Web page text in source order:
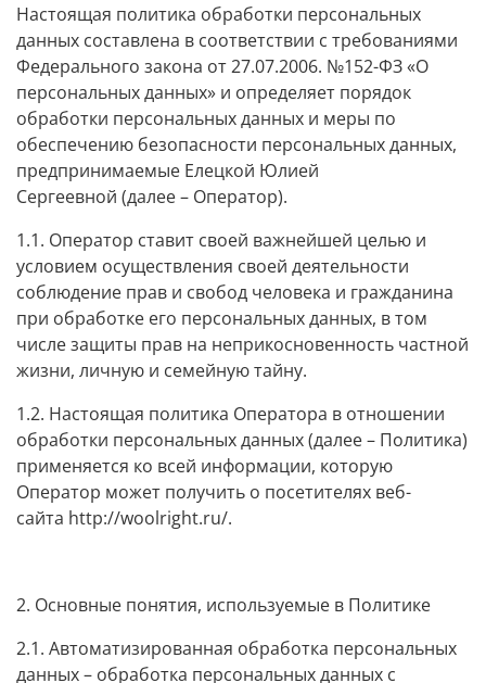
Настоящая политика обработки персональных
данных составлена в соответствии с требованиями
Федерального закона от 27.07.2006. №152-ФЗ «О
персональных данных» и определяет порядок
обработки персональных данных и меры по
обеспечению безопасности персональных данных,
предпринимаемые Елецкой Юлией
Сергеевной (далее – Оператор).
1.1. Оператор ставит своей важнейшей целью и
условием осуществления своей деятельности
соблюдение прав и свобод человека и гражданина
при обработке его персональных данных, в том
числе защиты прав на неприкосновенность частной
жизни, личную и семейную тайну.
1.2. Настоящая политика Оператора в отношении
обработки персональных данных (далее – Политика)
применяется ко всей информации, которую
Оператор может получить о посетителях веб-
сайта http://woolright.ru/.
2. Основные понятия, используемые в Политике
2.1. Автоматизированная обработка персональных
данных – обработка персональных данных с